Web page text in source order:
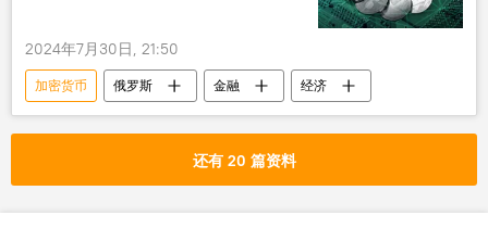
2024年7月30日, 21:50
加密货币 俄罗斯 金融 经济
还有 20 篇资料